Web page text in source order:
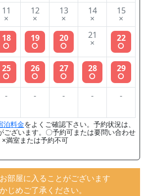
11
×
12
×
13
×
14
×
15
×
18
○
19
○
20
○
21
× 22
○
25
○
26
○
27
○
28
○
29
○
- - - - -
泊料金をよくご確認下さい。予約状況は、
ございます。〇予約可または要問い合わせ
×満室または予約不可
部屋に入ることがございます
じめご了承ください。